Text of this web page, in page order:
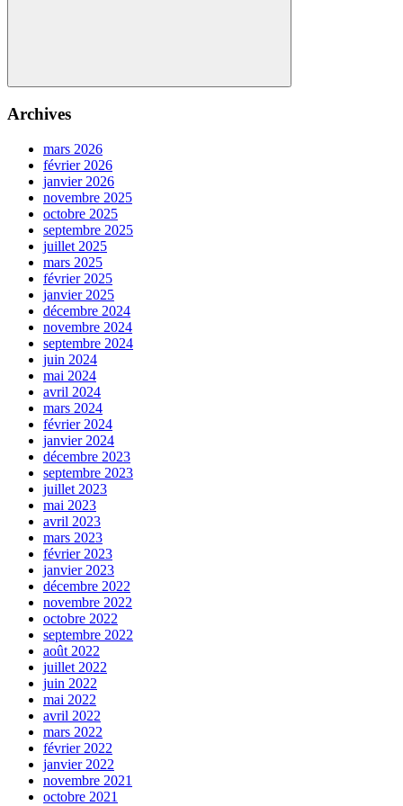
Search
Archives
mars 2026
février 2026
janvier 2026
novembre 2025
octobre 2025
septembre 2025
juillet 2025
mars 2025
février 2025
janvier 2025
décembre 2024
novembre 2024
septembre 2024
juin 2024
mai 2024
avril 2024
mars 2024
février 2024
janvier 2024
décembre 2023
septembre 2023
juillet 2023
mai 2023
avril 2023
mars 2023
février 2023
janvier 2023
décembre 2022
novembre 2022
octobre 2022
septembre 2022
août 2022
juillet 2022
juin 2022
mai 2022
avril 2022
mars 2022
février 2022
janvier 2022
novembre 2021
octobre 2021